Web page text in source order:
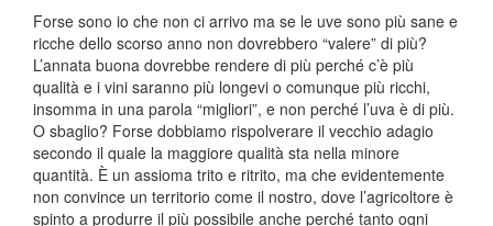
Forse sono io che non ci arrivo ma se le uve sono più sane e
ricche dello scorso anno non dovrebbero “valere” di più?
L’annata buona dovrebbe rendere di più perché c’è più
qualità e i vini saranno più longevi o comunque più ricchi,
insomma in una parola “migliori”, e non perché l’uva è di più.
O sbaglio? Forse dobbiamo rispolverare il vecchio adagio
secondo il quale la maggiore qualità sta nella minore
quantità. È un assioma trito e ritrito, ma che evidentemente
non convince un territorio come il nostro, dove l’agricoltore è
spinto a produrre il più possibile anche perché tanto ogni